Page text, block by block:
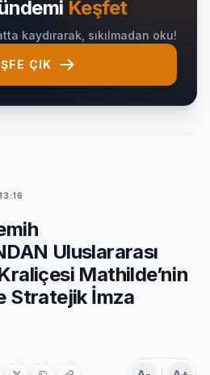
Keşfet
kaydırarak, sıkılmadan oku!
ÇIK
Uluslararası
Mathilde’nin
Stratejik İmza